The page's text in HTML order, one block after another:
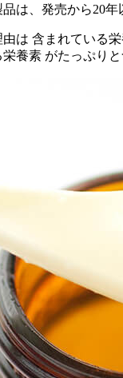
は、発売から20
は 含まれている
養素 がたっぷりと